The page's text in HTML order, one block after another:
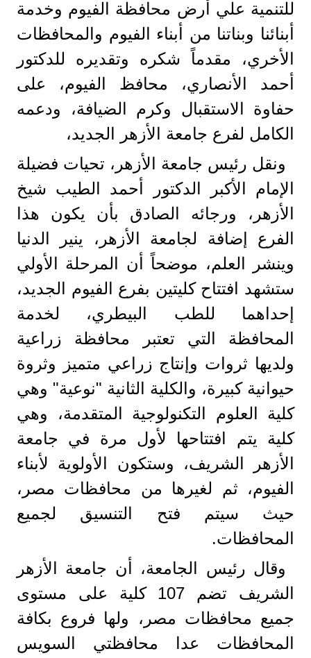
للتنمية علي أرض محافظة الفيوم وخدمة
أبنائنا وبناتنا من أبناء الفيوم والمحافظات
الأخري، مقدماً شكره وتقديره للدكتور
أحمد الأنصاري، محافظ الفيوم، على
حفاوة الاستقبال وكرم الضيافة، ودعمه
الكامل لفرع جامعة الأزهر الجديد،
ونقل رئيس جامعة الأزهر، تحيات فضيلة
الإمام الأكبر الدكتور أحمد الطيب شيخ
الأزهر، ورجائه الصادق بأن يكون هذا
الفرع إضافة لجامعة الأزهر، ينير الدنيا
وينشر العلم، موضحاً أن المرحلة الأولي
ستشهد افتتاح كليتين بفرع الفيوم الجديد،
إحداهما للطب البيطري، لخدمة
المحافظة التي تعتبر محافظة زراعية
ولديها ثروات وإنتاج زراعي متميز وثروة
حيوانية كبيرة، والكلية الثانية "نوعية" وهي
كلية العلوم التكنولوجية المتقدمة، وهي
كلية يتم افتتاحها لأول مرة في جامعة
الأزهر الشريف، وستكون الأولوية لأبناء
الفيوم، ثم لغيرها من محافظات مصر،
حيث سيتم فتح التنسيق لجميع
المحافظات.
وقال رئيس الجامعة، أن جامعة الأزهر
الشريف تضم 107 كلية على مستوى
جميع محافظات مصر، ولها فروع بكافة
المحافظات عدا محافظتي السويس